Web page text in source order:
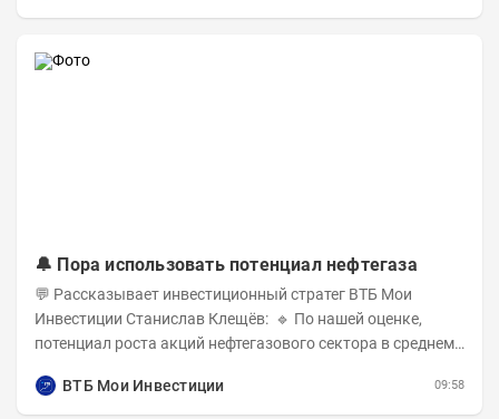
🔔 Пора использовать потенциал нефтегаза
💬 Рассказывает инвестиционный стратег ВТБ Мои
Инвестиции Станислав Клещёв: 🔹 По нашей оценке,
потенциал роста акций нефтегазового сектора в среднем
ВТБ Мои Инвестиции
09:58